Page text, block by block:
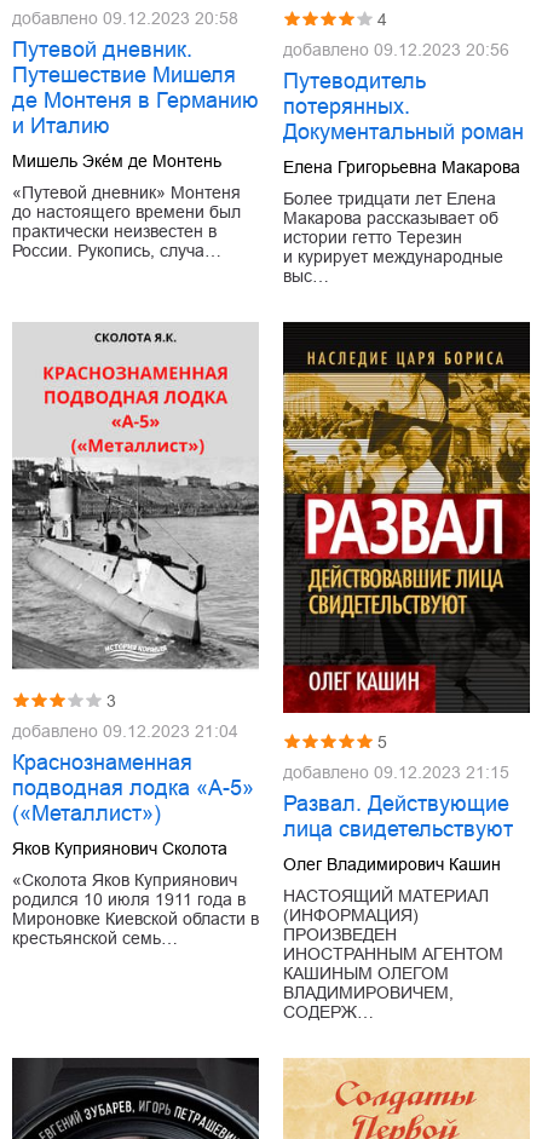
добавлено 09.12.2023 20:58
Путевой дневник.
Путешествие Мишеля
де Монтеня в Германию
и Италию
Мишель Эке́м де Монтень
«Путевой дневник» Монтеня
до настоящего времени был
практически неизвестен в
России. Рукопись, случа…
4
добавлено 09.12.2023 20:56
Путеводитель
потерянных.
Документальный роман
Елена Григорьевна Макарова
Более тридцати лет Елена
Макарова рассказывает об
истории гетто Терезин
и курирует международные
выс…
3
добавлено 09.12.2023 21:04
Краснознаменная
подводная лодка «А-5»
(«Металлист»)
Яков Куприянович Сколота
«Сколота Яков Куприянович
родился 10 июля 1911 года в
Мироновке Киевской области в
крестьянской семь…
5
добавлено 09.12.2023 21:15
Развал. Действующие
лица свидетельствуют
Олег Владимирович Кашин
НАСТОЯЩИЙ МАТЕРИАЛ
(ИНФОРМАЦИЯ)
ПРОИЗВЕДЕН
ИНОСТРАННЫМ АГЕНТОМ
КАШИНЫМ ОЛЕГОМ
ВЛАДИМИРОВИЧЕМ,
СОДЕРЖ…